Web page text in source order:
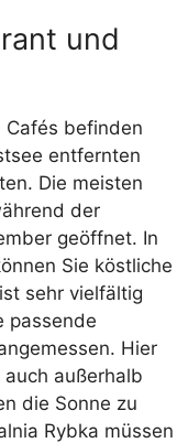
und
Cafés befinden
entfernten
Die meisten
der
geöffnet. In
Sie köstliche
sehr vielfältig
passende
Hier
außerhalb
die Sonne zu
Rybka müssen